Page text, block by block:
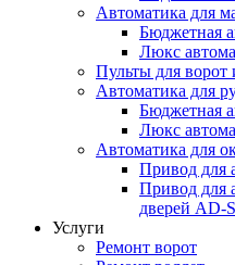
Автоматика для
Бюджетная
Люкс
Пульты для ворот
Автоматика для
Бюджетная
Люкс
Автоматика для
Привод для
Привод для
дверей AD-
Услуги
Ремонт ворот